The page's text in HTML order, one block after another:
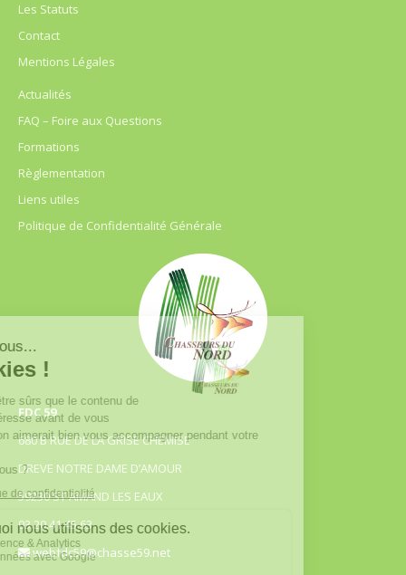
Les Statuts
Contact
Mentions Légales
Actualités
FAQ – Foire aux Questions
Formations
Règlementation
Liens utiles
Politique de Confidentialité Générale
FDC 59
680 B RUE DE LA GRISE CHEMISE
DREVE NOTRE DAME D’AMOUR
59230 ST AMAND LES EAUX
03.20.41.45.63
webfdc59@chasse59.net